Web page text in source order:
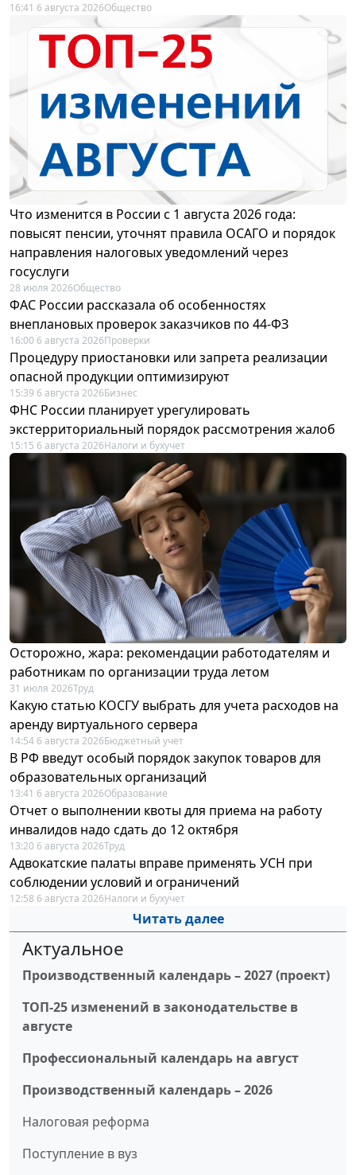
16:41 6 августа 2026Общество
Что изменится в России с 1 августа 2026 года:
повысят пенсии, уточнят правила ОСАГО и порядок
направления налоговых уведомлений через
госуслуги
28 июля 2026Общество
ФАС России рассказала об особенностях
внеплановых проверок заказчиков по 44-ФЗ
16:00 6 августа 2026Проверки
Процедуру приостановки или запрета реализации
опасной продукции оптимизируют
15:39 6 августа 2026Бизнес
ФНС России планирует урегулировать
экстерриториальный порядок рассмотрения жалоб
15:15 6 августа 2026Налоги и бухучет
Осторожно, жара: рекомендации работодателям и
работникам по организации труда летом
31 июля 2026Труд
Какую статью КОСГУ выбрать для учета расходов на
аренду виртуального сервера
14:54 6 августа 2026Бюджетный учет
В РФ введут особый порядок закупок товаров для
образовательных организаций
13:41 6 августа 2026Образование
Отчет о выполнении квоты для приема на работу
инвалидов надо сдать до 12 октября
13:20 6 августа 2026Труд
Адвокатские палаты вправе применять УСН при
соблюдении условий и ограничений
12:58 6 августа 2026Налоги и бухучет
Читать далее
Актуальное
Производственный календарь – 2027 (проект)
ТОП-25 изменений в законодательстве в
августе
Профессиональный календарь на август
Производственный календарь – 2026
Налоговая реформа
Поступление в вуз